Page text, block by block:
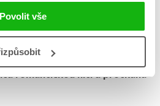
Povolit vše
romantickou nití a protkaná